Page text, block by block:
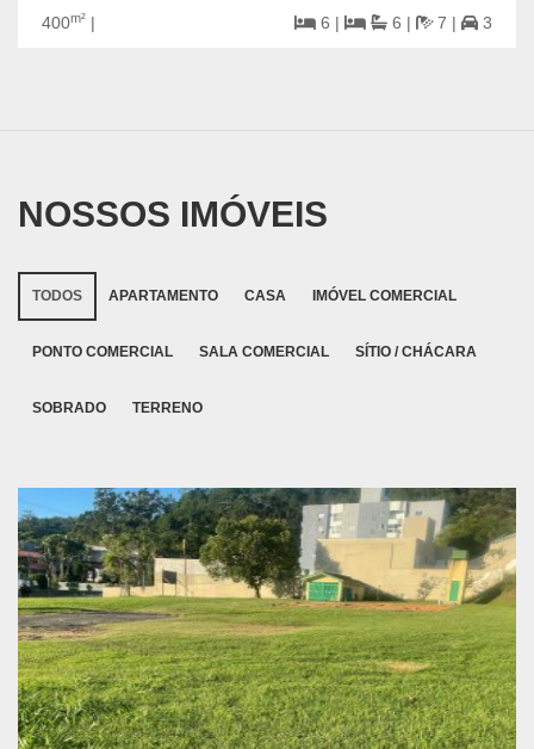
400m² | 6 | 6 | 7 | 3
NOSSOS IMÓVEIS
TODOS APARTAMENTO CASA IMÓVEL COMERCIAL
PONTO COMERCIAL SALA COMERCIAL SÍTIO / CHÁCARA
SOBRADO TERRENO